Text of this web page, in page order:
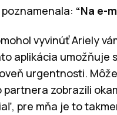
“Na e-
vyvinúť Ariely
aplikácia umožňuje
urgentnosti.
zobrazili
pre mňa je to